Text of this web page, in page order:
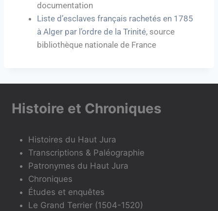
documentation
Liste d’esclaves français rachetés en 1785
à Alger par l’ordre de la Trinité, source
bibliothèque nationale de France
Histoire et Chroniques
Histoires du Haut Jura
Transcriptions & Paléographie
Patronymes du Haut Jura
Chroniques
Études et enquêtes
Le Grand Terrier (1504-1520)